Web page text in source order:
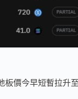
板價今早短暫拉升